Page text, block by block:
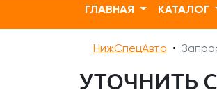
ГЛАВНАЯ КАТАЛОГ
НижСпецАвто
УТОЧНИТЬ